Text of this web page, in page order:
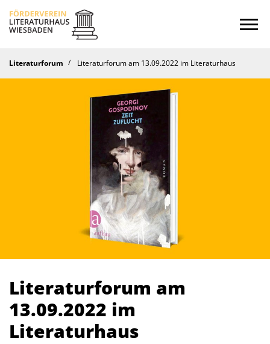
Startseite
Literaturforum Literaturforum am 13.09.2022 im Literaturhaus
Literaturforum am
13.09.2022 im
Literaturhaus